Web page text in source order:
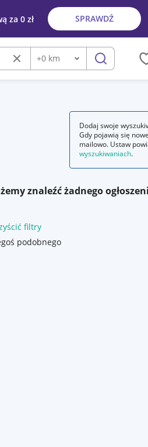
za 0 zł SPRAWDŹ
Wyczyść frazę
Odległość
+0 km szukaj
znaleźć żadnego
filtry
podobnego
Dodaj swoje
Gdy pojawią się
mailowo. Ustaw
wyszukiwaniach.